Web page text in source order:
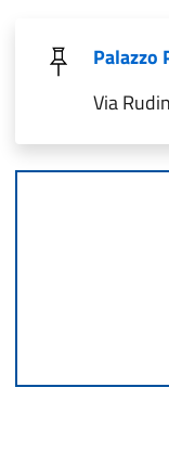
Palazzo
Via